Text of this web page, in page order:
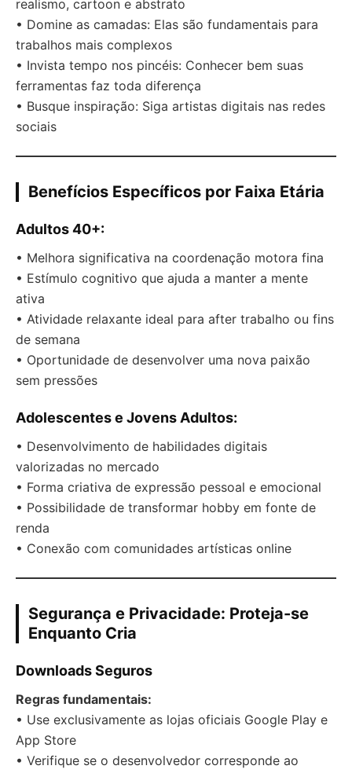
realismo, cartoon e abstrato
• Domine as camadas: Elas são fundamentais para
trabalhos mais complexos
• Invista tempo nos pincéis: Conhecer bem suas
ferramentas faz toda diferença
• Busque inspiração: Siga artistas digitais nas redes
sociais
Benefícios Específicos por Faixa Etária
Adultos 40+:
• Melhora significativa na coordenação motora fina
• Estímulo cognitivo que ajuda a manter a mente
ativa
• Atividade relaxante ideal para after trabalho ou fins
de semana
• Oportunidade de desenvolver uma nova paixão
sem pressões
Adolescentes e Jovens Adultos:
• Desenvolvimento de habilidades digitais
valorizadas no mercado
• Forma criativa de expressão pessoal e emocional
• Possibilidade de transformar hobby em fonte de
renda
• Conexão com comunidades artísticas online
Segurança e Privacidade: Proteja-se
Enquanto Cria
Downloads Seguros
Regras fundamentais:
• Use exclusivamente as lojas oficiais Google Play e
App Store
• Verifique se o desenvolvedor corresponde ao